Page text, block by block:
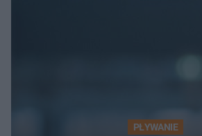
PŁYWANIE